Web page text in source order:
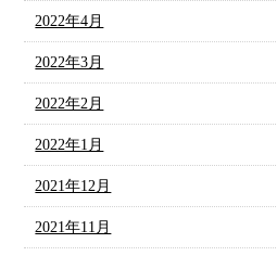
2022年4月
2022年3月
2022年2月
2022年1月
2021年12月
2021年11月